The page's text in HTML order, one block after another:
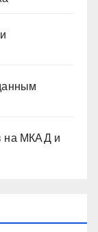
на МКАД и